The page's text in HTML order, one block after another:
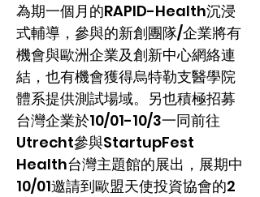
為期一個月的RAPID-Health沉浸
式輔導，參與的新創團隊/企業將有
機會與歐洲企業及創新中心網絡連
結，也有機會獲得烏特勒支醫學院
體系提供測試場域。另也積極招募
台灣企業於10/01-10/3一同前往
Utrecht參與StartupFest
Health台灣主題館的展出，展期中
10/01邀請到歐盟天使投資協會的2